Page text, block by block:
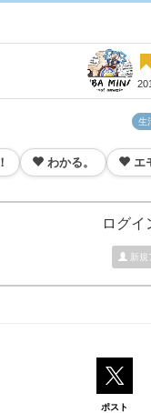
生
わかる。 エ
ログイ
新規
ポスト